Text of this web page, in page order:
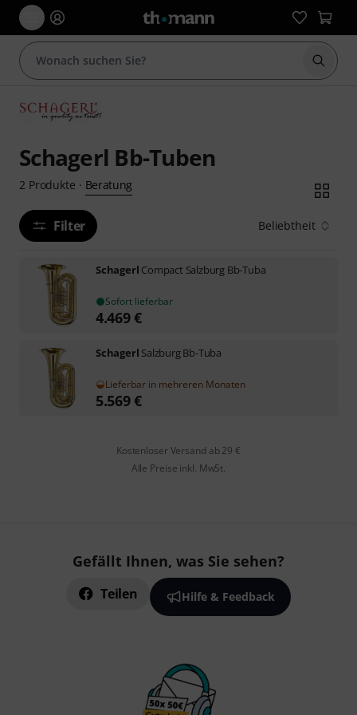
Suche
Schagerl Bb-Tuben
2 Produkte · Beratung
Filter Beliebtheit
Schagerl Compact Salzburg Bb-Tuba
Sofort lieferbar
4.469€
Schagerl Salzburg Bb-Tuba
Lieferbar in mehreren Monaten
5.569€
Kostenloser Versand ab 29 €
Alle Preise inkl. MwSt.
Gefällt Ihnen, was Sie sehen?
Teilen Hilfe & Feedback